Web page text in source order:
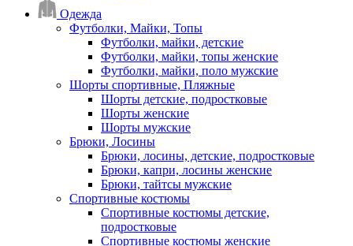
Одежда
Футболки, Майки, Топы
Футболки, майки, детские
Футболки, майки, топы женские
Футболки, майки, поло мужские
Шорты спортивные, Пляжные
Шорты детские, подростковые
Шорты женские
Шорты мужские
Брюки, Лосины
Брюки, лосины, детские, подростковые
Брюки, капри, лосины женские
Брюки, тайтсы мужские
Спортивные костюмы
Спортивные костюмы детские,
подростковые
Спортивные костюмы женские